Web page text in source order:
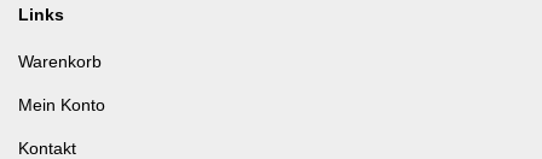
Links
Warenkorb
Mein Konto
Kontakt